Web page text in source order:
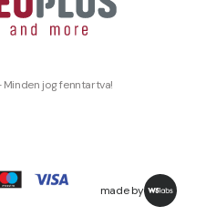
jog fenntartva!
made by